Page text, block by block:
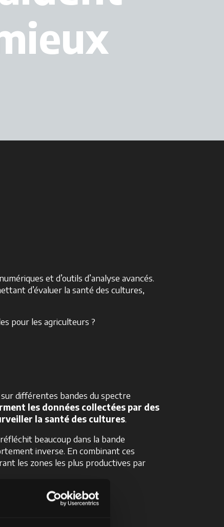
et d’outils d’analyse avancés.
d’évaluer la santé des cultures,
pour les agriculteurs ?
différentes bandes du spectre
les données collectées par des
la santé des cultures.
beaucoup dans la bande
inverse. En combinant ces
les zones les plus productives par